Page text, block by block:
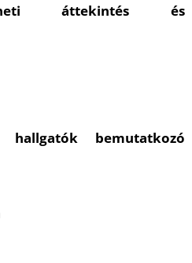
áttekintés és
hallgatók bemutatkozó